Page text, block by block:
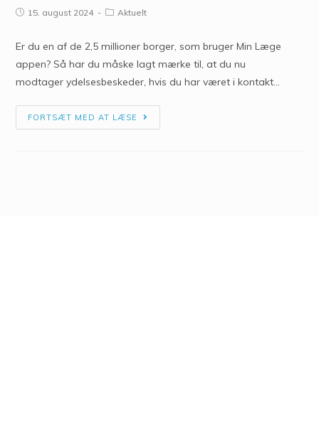
15. august 2024 Aktuelt
Er du en af de 2,5 millioner borger, som bruger Min Læge
appen? Så har du måske lagt mærke til, at du nu
modtager ydelsesbeskeder, hvis du har været i kontakt…
FORTSÆT MED AT LÆSE